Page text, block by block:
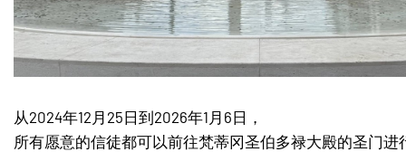
从2024年12月25日到2026年1月6日，
所有愿意的信徒都可以前往梵蒂冈圣伯多禄大殿的圣门进